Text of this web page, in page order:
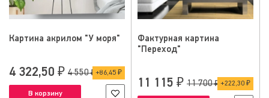
Картина акрилом "У моря"
4 322,50 ₽ 4 550 ₽ 86,45 ₽
В корзину
Фактурная картина
"Переход"
11 115 ₽ 11 700 ₽ 222,30 ₽